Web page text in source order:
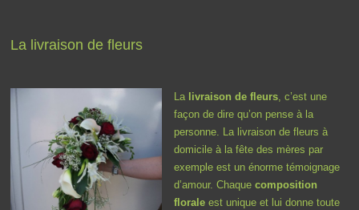
La livraison de fleurs
La livraison de fleurs, c’est une
façon de dire qu’on pense à la
personne. La livraison de fleurs à
domicile à la fête des mères par
exemple est un énorme témoignage
d’amour. Chaquecomposition
florale est unique et lui donne toute